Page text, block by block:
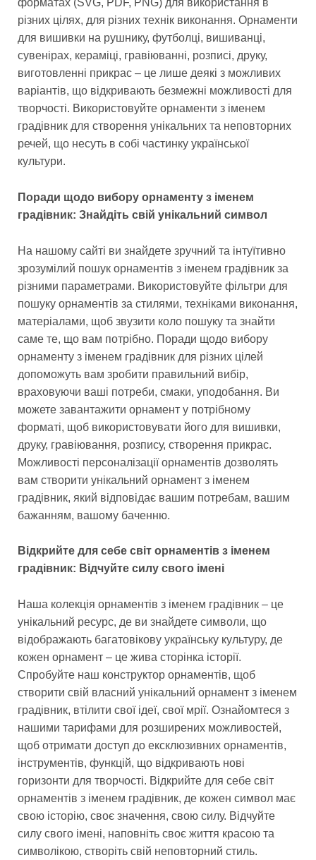
форматах (SVG, PDF, PNG) для використання в
різних цілях, для різних технік виконання. Орнаменти
для вишивки на рушнику, футболці, вишиванці,
сувенірах, кераміці, гравіюванні, розписі, друку,
виготовленні прикрас – це лише деякі з можливих
варіантів, що відкривають безмежні можливості для
творчості. Використовуйте орнаменти з іменем
градівник для створення унікальних та неповторних
речей, що несуть в собі частинку української
культури.
Поради щодо вибору орнаменту з іменем
градівник: Знайдіть свій унікальний символ
На нашому сайті ви знайдете зручний та інтуїтивно
зрозумілий пошук орнаментів з іменем градівник за
різними параметрами. Використовуйте фільтри для
пошуку орнаментів за стилями, техніками виконання,
матеріалами, щоб звузити коло пошуку та знайти
саме те, що вам потрібно. Поради щодо вибору
орнаменту з іменем градівник для різних цілей
допоможуть вам зробити правильний вибір,
враховуючи ваші потреби, смаки, уподобання. Ви
можете завантажити орнамент у потрібному
форматі, щоб використовувати його для вишивки,
друку, гравіювання, розпису, створення прикрас.
Можливості персоналізації орнаментів дозволять
вам створити унікальний орнамент з іменем
градівник, який відповідає вашим потребам, вашим
бажанням, вашому баченню.
Відкрийте для себе світ орнаментів з іменем
градівник: Відчуйте силу свого імені
Наша колекція орнаментів з іменем градівник – це
унікальний ресурс, де ви знайдете символи, що
відображають багатовікову українську культуру, де
кожен орнамент – це жива сторінка історії.
Спробуйте наш конструктор орнаментів, щоб
створити свій власний унікальний орнамент з іменем
градівник, втілити свої ідеї, свої мрії. Ознайомтеся з
нашими тарифами для розширених можливостей,
щоб отримати доступ до ексклюзивних орнаментів,
інструментів, функцій, що відкривають нові
горизонти для творчості. Відкрийте для себе світ
орнаментів з іменем градівник, де кожен символ має
свою історію, своє значення, свою силу. Відчуйте
силу свого імені, наповніть своє життя красою та
символікою, створіть свій неповторний стиль.